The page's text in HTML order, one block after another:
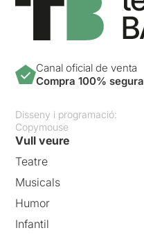
Canal oficial de venta
Compra 100% segura
Disseny i programació:
Copymouse
Vull veure
Teatre
Musicals
Humor
Infantil